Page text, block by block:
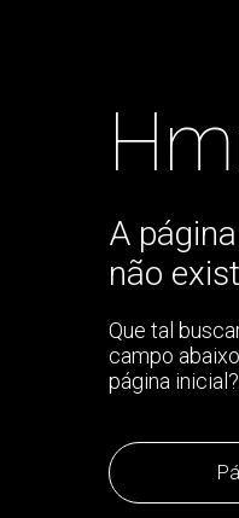
A
não
Que tal
campo
página inicial?